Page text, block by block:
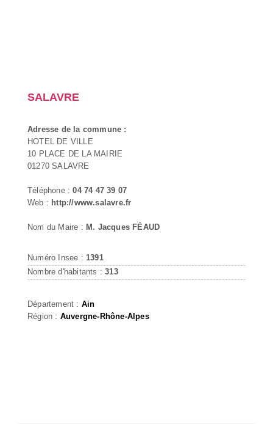
SALAVRE
Adresse de la commune :
HOTEL DE VILLE
10 PLACE DE LA MAIRIE
01270 SALAVRE
Téléphone :04 74 47 39 07
Web : http://www.salavre.fr
Nom du Maire : M. Jacques FÉAUD
Numéro Insee : 1391
Nombre d'habitants :313
Département : Ain
Région : Auvergne-Rhône-Alpes